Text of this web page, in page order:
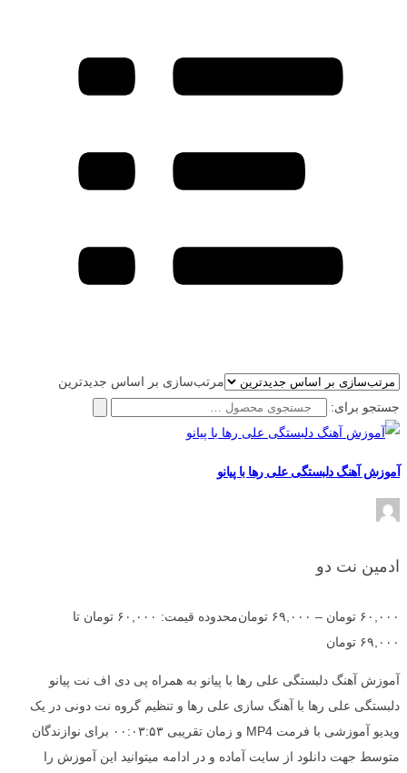
مرتب‌سازی بر اساس جدیدترین
جستجو برای:
آموزش آهنگ دلبستگی علی رها با پیانو
ادمین نت دو
۶۰,۰۰۰ تومان – ۶۹,۰۰۰ تومان
محدوده قیمت: ۶۰,۰۰۰ تومان تا
۶۹,۰۰۰ تومان
آموزش آهنگ دلبستگی علی رها با پیانو به همراه پی دی اف نت پیانو
دلبستگی علی رها با آهنگ سازی علی رها و تنظیم گروه نت دونی در یک
ویدیو آموزشی با فرمت MP4 و زمان تقریبی ۰۰:۰۳:۵۳ برای نوازندگان
متوسط جهت دانلود از سایت آماده و در ادامه میتوانید این آموزش را